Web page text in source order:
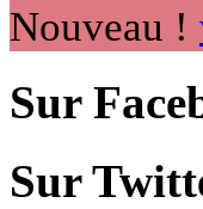
Nouveau !
Sur
Sur